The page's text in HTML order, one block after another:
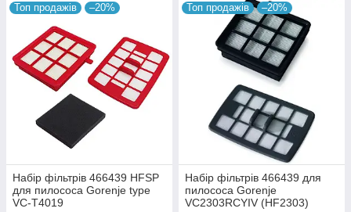
Топ продажів –20%
Набір фільтрів 466439 HFSP
для пилососа Gorenje type
VC-T4019
Топ продажів –20%
Набір фільтрів 466439 для
пилососа Gorenje
VC2303RCYIV (HF2303)